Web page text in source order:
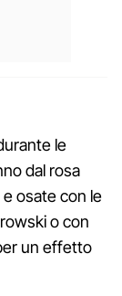
le
dal rosa
osate con le
o con
un effetto